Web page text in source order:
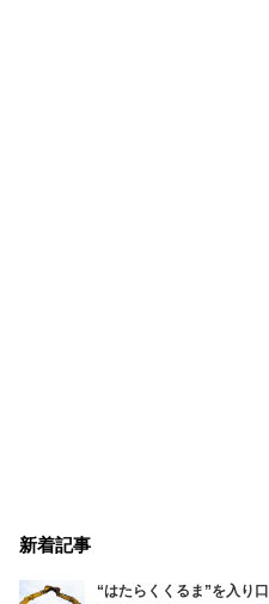
新着記事
“はたらくくるま”を入り